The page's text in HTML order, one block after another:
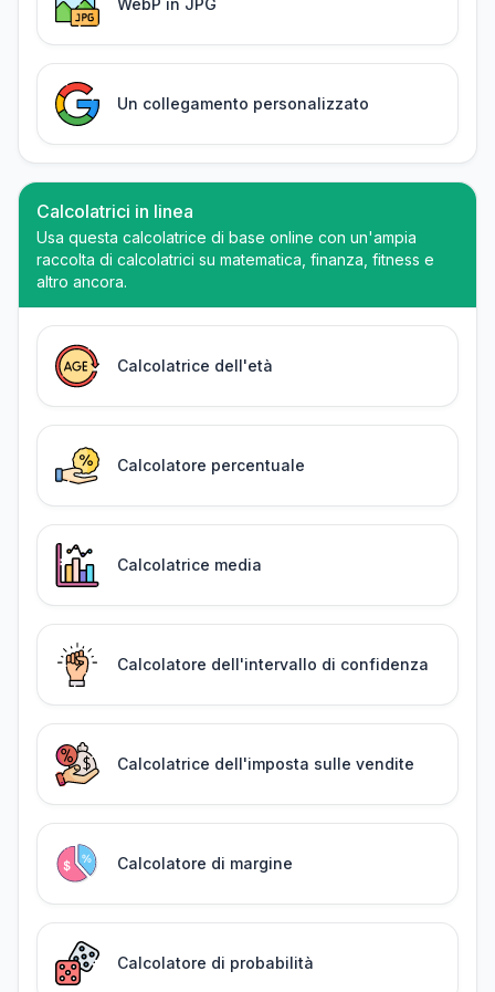
WebP in JPG
Un collegamento personalizzato
Calcolatrici in linea
Usa questa calcolatrice di base online con un'ampia
raccolta di calcolatrici su matematica, finanza, fitness e
altro ancora.
Calcolatrice dell'età
Calcolatore percentuale
Calcolatrice media
Calcolatore dell'intervallo di confidenza
Calcolatrice dell'imposta sulle vendite
Calcolatore di margine
Calcolatore di probabilità